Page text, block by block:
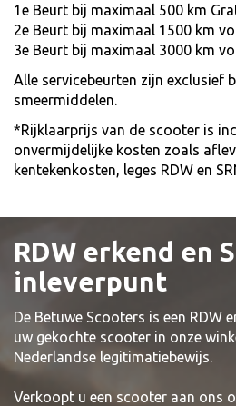
1e Beurt bij maximaal 500 km
2e Beurt bij maximaal 1500 km
3e Beurt bij maximaal 3000 km
Alle servicebeurten zijn exclusief
smeermiddelen.
*Rijklaarprijs van de scooter is
onvermijdelijke kosten zoals
kentekenkosten, leges RDW en
RDW erkend en
inleverpunt
De Betuwe Scooters is een RDW
uw gekochte scooter in onze
Nederlandse legitimatiebewijs.
Verkoopt u een scooter aan ons